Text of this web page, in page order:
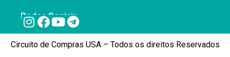
Redes Sociais
Circuito de Compras USA – Todos os direitos Reservados